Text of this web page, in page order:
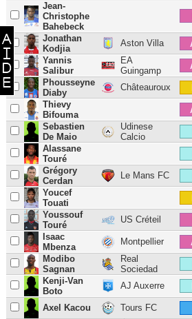
Jean-
Christophe
Bahebeck
Jonathan
Kodjia
Aston Villa
Yannis
Salibur
EA
Guingamp
Phousseyne
Diaby
Châteauroux
Thievy
Bifouma
Sebastien
De Maio
Udinese
Calcio
Alassane
Touré
Grégory
Cerdan
Le Mans FC
Youcef
Touati
Youssouf
Touré
US Créteil
Isaac
Mbenza
Montpellier
Modibo
Sagnan
Real
Sociedad
Kenji-Van
Boto
AJ Auxerre
Axel Kacou Tours FC